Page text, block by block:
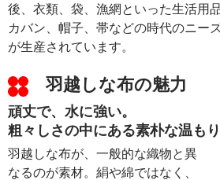
後、衣類、袋、漁網といった生活用
カバン、帽子、帯などの時代のニー
が生産されています。
羽越しな布の魅力
頑丈で、水に強い。
粗々しさの中にある素朴な温もり
羽越しな布が、一般的な織物と異
なるのが素材。絹や綿ではなく、